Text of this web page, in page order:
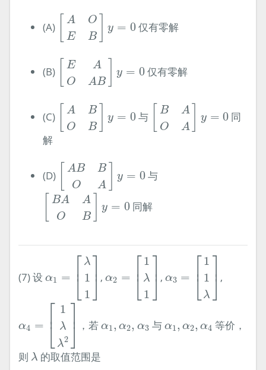
(A) A
O
E
B
y = 0
[A O B]y
仅有零解
(B) E
A
O
AB
y = 0
[E A B y=
仅有零解
(C) A
B
O
B
y = 0
[A B B]y
与 B
A
O
A
y = 0
[BA A] y
同
解
(D) AB
B
O
A
y = 0
[A B B A]y
与
BA
A
O
B
y = 0
[BAA O B] y=0
同解
(7) 设 α1 = ⎡
⎢⎣
λ
1
1
⎤⎥
⎦
1 1 ]
, α2 = ⎡
⎢⎣
1
λ
1
⎤⎥
⎦
λ1 ]
, α3 = ⎡
⎢⎣
1
1
λ
⎤⎥
⎦
1λ ]
,
α4 = ⎡
⎢⎣
1
λ
λ2
⎤⎥
⎦
λ λ2 ]
，若 α1, α2, α3
α1,α2, α3 与 α1, α2, α4
α1,α2,α4 等价，
则 λ
λ 的取值范围是